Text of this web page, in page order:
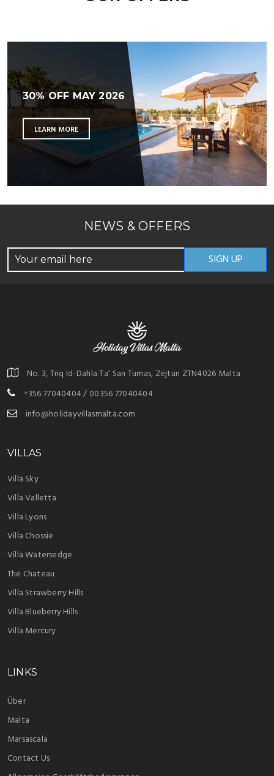
30% OFF MAY 2026
LEARN MORE
NEWS & OFFERS
No. 3, Triq Id-Dahla Ta’ San Tumas, Zejtun ZTN4026 Malta
+356 77040404 / 00356 77040404
info@holidayvillasmalta.com
VILLAS
Villa Sky
Villa Valletta
Villa Lyons
Villa Chossie
Villa Watersedge
The Chateau
Villa Strawberry Hills
Villa Blueberry Hills
Villa Mercury
LINKS
Über
Malta
Marsascala
Contact Us